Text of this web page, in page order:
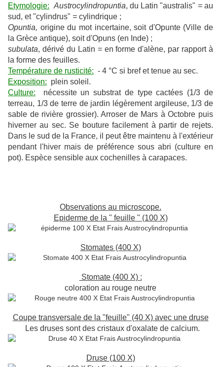
Etymologie: Austrocylindropuntia, du Latin "australis" =au
sud, et "cylindrus" = cylindrique ;
Opuntia, origine du mot incertaine, soit d'Opunte (Ville de
la Grèce antique), soit d'Opuns (en Inde) ;
subulata, dérivé du Latin = en forme d'alène, par rapport à
la forme des feuilles.
Température de rusticité: - 4 °C si bref et tenue au sec.
Exposition: plein soleil.
Culture: nécessite un substrat de type cactées (1/3 de
terreau, 1/3 de terre de jardin légèrement argileuse, 1/3 de
sable de rivière grossier). Arroser de Mars à Octobre puis
hiverner au sec. Se bouture facilement à partir de rejets.
Dans le sud de la France, il peut être maintenu à l'extérieur
pendant l'hiver mais de préférence sous abri (culture en
pot). Espèce sensible aux cochenilles à carapaces.
Observations au microscope.
Epiderme de la " feuille " (100 X)
Stomates (400 X)
Stomate (400 X) :
coloration au rouge neutre
Coupe transversale de la "feuille" (40 X) avec une druse
Les druses sont des cristaux d'oxalate de calcium.
Druse (100 X)